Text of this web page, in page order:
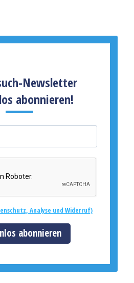
Newsletter
abonnieren!
Analyse und Widerruf)
abonnieren